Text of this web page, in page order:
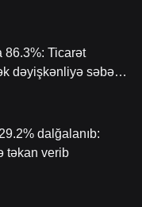
86.3%: Ticarət
dəyişkənliyə səbəb
dalğalanıb:
təkan verib